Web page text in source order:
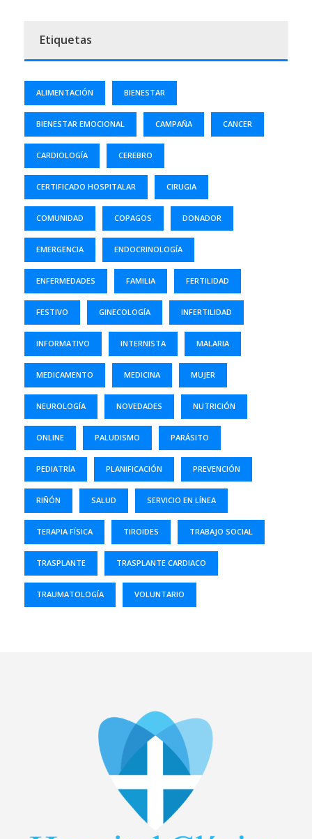
Etiquetas
ALIMENTACIÓN BIENESTAR
BIENESTAR EMOCIONAL CAMPAÑA CANCER
CARDIOLOGÍA CEREBRO
CERTIFICADO HOSPITALAR CIRUGIA
COMUNIDAD COPAGOS DONADOR
EMERGENCIA ENDOCRINOLOGÍA
ENFERMEDADES FAMILIA FERTILIDAD
FESTIVO GINECOLOGÍA INFERTILIDAD
INFORMATIVO INTERNISTA MALARIA
MEDICAMENTO MEDICINA MUJER
NEUROLOGÍA NOVEDADES NUTRICIÓN
ONLINE PALUDISMO PARÁSITO
PEDIATRÍA PLANIFICACIÓN PREVENCIÓN
RIÑÓN SALUD SERVICIO EN LÍNEA
TERAPIA FÍSICA TIROIDES TRABAJO SOCIAL
TRASPLANTE TRASPLANTE CARDIACO
TRAUMATOLOGÍA VOLUNTARIO